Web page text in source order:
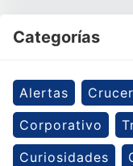
Categorías
Alertas
Corporativo
Curiosidades